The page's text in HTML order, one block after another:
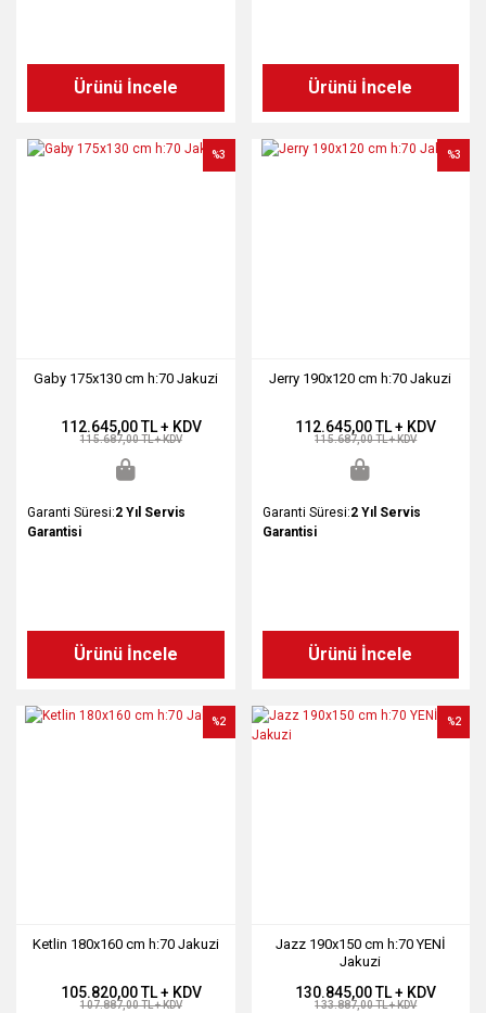
Ürünü İncele Ürünü İncele
Gaby 175x130 cm h:70 Jakuzi
%3
112.645,00 TL + KDV
115.687,00 TL + KDV
Garanti Süresi:2 Yıl Servis
Garantisi
Ürünü İncele
Jerry 190x120 cm h:70 Jakuzi
%3
112.645,00 TL + KDV
115.687,00 TL + KDV
Garanti Süresi:2 Yıl Servis
Garantisi
Ürünü İncele
Ketlin 180x160 cm h:70 Jakuzi
%2
105.820,00 TL + KDV
107.887,00 TL + KDV
Jazz 190x150 cm h:70 YENİ
Jakuzi
%2
130.845,00 TL + KDV
133.887,00 TL + KDV